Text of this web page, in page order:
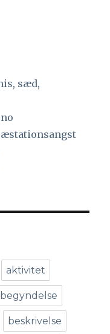
sæd,
aktivitet
begyndelse
beskrivelse